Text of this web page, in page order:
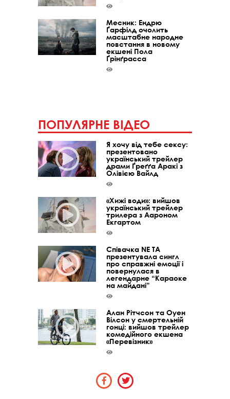
Месник: Ендрю
Ґарфілд очолить
масштабне народне
повстання в новому
екшені Пола
Ґрінґрасса
ПОПУЛЯРНЕ ВІДЕО
Я хочу від тебе сексу:
презентовано
український трейлер
драми Ґреґґа Аракі з
Олівією Вайлд
«Хижі води»: вийшов
український трейлер
трилера з Аароном
Екгартом
Співачка NE TA
презентувала сингл
про справжні емоції і
повернулася в
легендарне “Караоке
на майдані”
Алан Рітчсон та Оуен
Вілсон у смертельній
гонці: вийшов трейлер
комедійного екшена
«Перевізник»